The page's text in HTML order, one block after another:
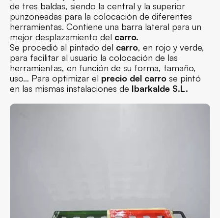
de tres baldas, siendo la central y la superior
punzoneadas para la colocación de diferentes
herramientas. Contiene una barra lateral para un
mejor desplazamiento del carro.
Se procedió al pintado del carro, en rojo y verde,
para facilitar al usuario la colocación de las
herramientas, en función de su forma, tamaño,
uso… Para optimizar el precio del carro se pintó
en las mismas instalaciones de Ibarkalde S.L.